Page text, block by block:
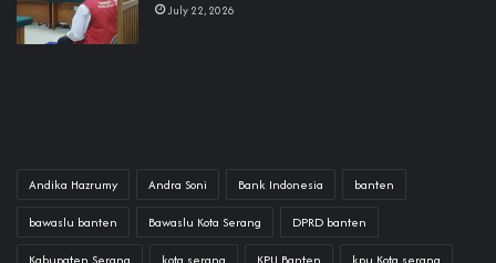
July 22, 2026
Andika Hazrumy Andra Soni Bank Indonesia banten
bawaslu banten Bawaslu Kota Serang DPRD banten
Kabupaten Serang kota serang KPU Banten kpu Kota serang